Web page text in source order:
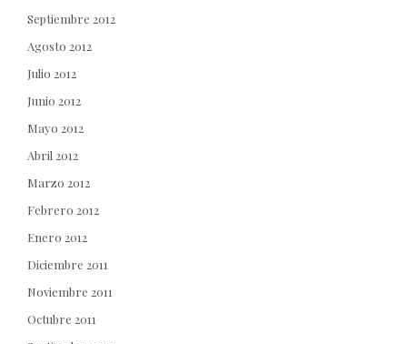
Septiembre 2012
Agosto 2012
Julio 2012
Junio 2012
Mayo 2012
Abril 2012
Marzo 2012
Febrero 2012
Enero 2012
Diciembre 2011
Noviembre 2011
Octubre 2011